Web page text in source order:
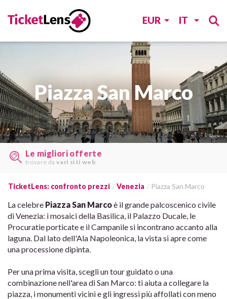
EUR IT
Piazza San Marco
Le migliori offerte
trovare da vari siti web.
TicketLens: confronto prezzi Venezia Piazza San Marco
La celebre Piazza San Marcoè il grande palcoscenico civile
di Venezia: i mosaici della Basilica, il Palazzo Ducale, le
Procuratie porticate e il Campanile si incontrano accanto alla
laguna. Dal lato dell'Ala Napoleonica, la vista si apre come
una processione dipinta.
Per una prima visita, scegli un tour guidato o una
combinazione nell'area di San Marco: ti aiuta a collegare la
piazza, i monumenti vicini e gli ingressi più affollati con meno